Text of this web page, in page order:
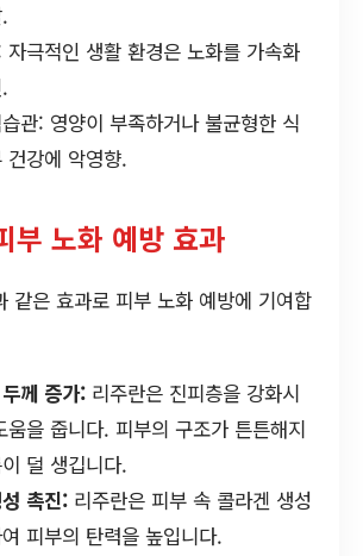
자극적인 생활 환경은 노화를 가속화
관: 영양이 부족하거나 불균형한 식
건강에 악영향.
부 노화 예방 효과
같은 효과로 피부 노화 예방에 기여합
께 증가: 리주란은 진피층을 강화시
움을 줍니다. 피부의 구조가 튼튼해지
덜 생깁니다.
촉진: 리주란은 피부 속 콜라겐 생성
피부의 탄력을 높입니다.